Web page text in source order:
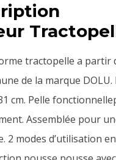
tractopelle a partir
de la marque
cm. Pelle
Assemblée pour
2 modes d’utilisation